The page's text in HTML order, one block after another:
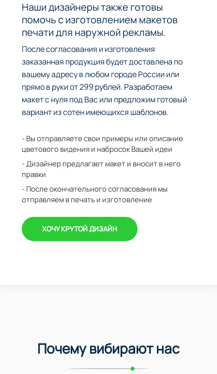
Наши дизайнеры также готовы
помочь с изготовлением макетов
печати для наружной рекламы.
После согласования и изготовления
заказанная продукция будет доставлена по
вашему адресу в любом городе России или
прямо в руки от 299 рублей. Разработаем
макет с нуля под Вас или предложим готовый
вариант из сотен имеющихся шаблонов.
- Вы отправляете свои примеры или описание
цветового видения и набросок Вашей идеи
- Дизайнер предлагает макет и вносит в него
правки
- После окончательного согласования мы
отправляем в печать и изготовление
ХОЧУ КРУТОЙ ДИЗАЙН
Почему вибирают нас